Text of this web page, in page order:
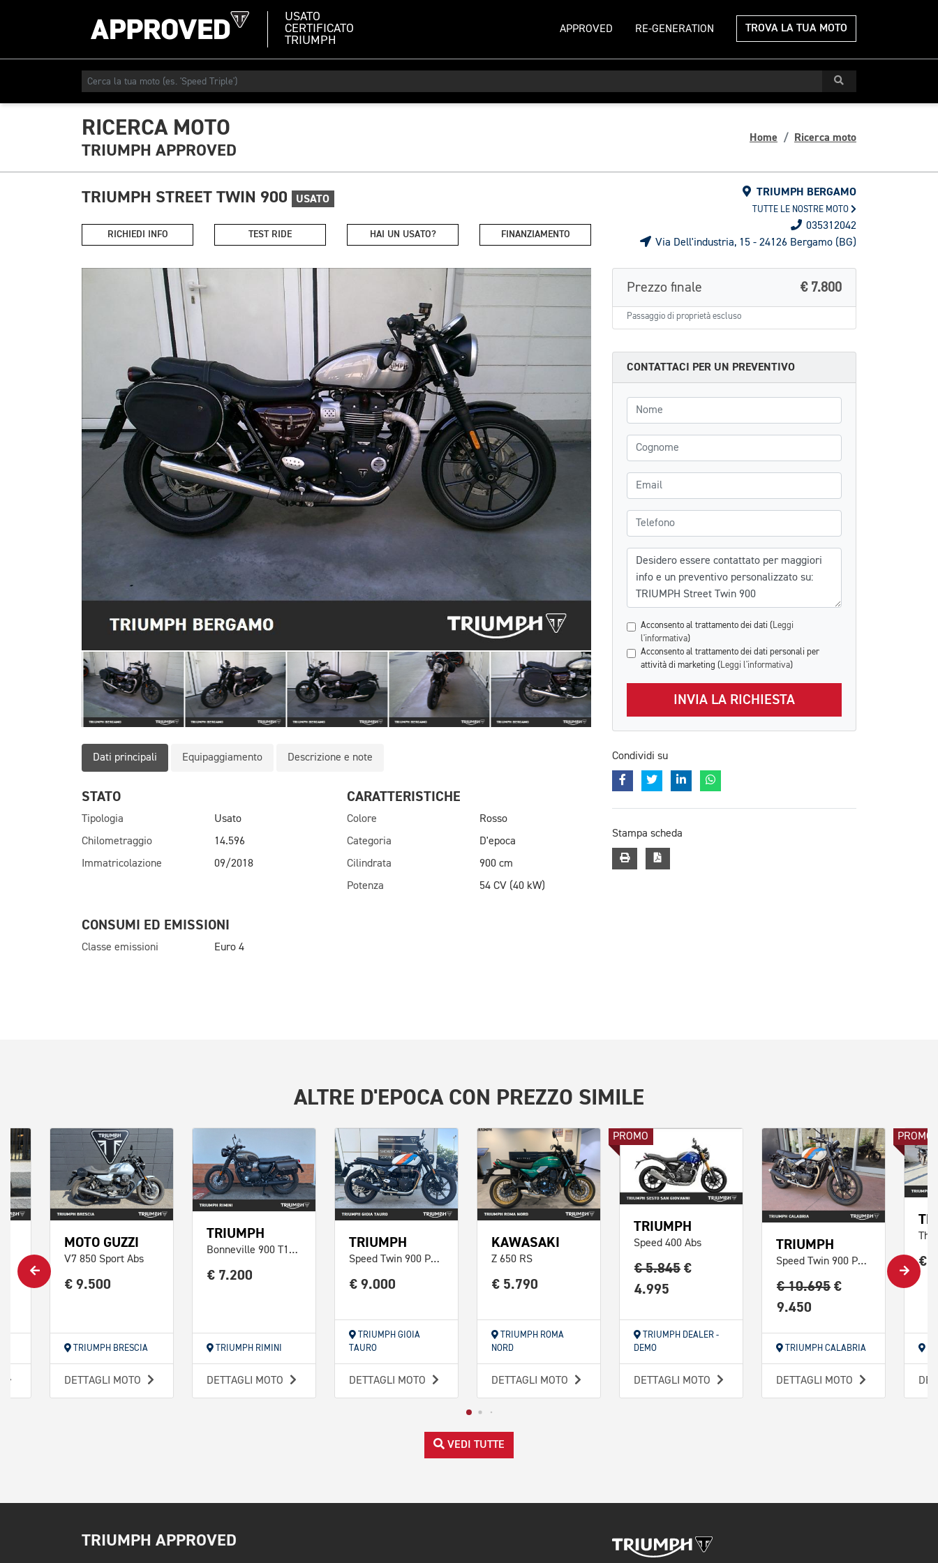
USATO
CERTIFICATO
TRIUMPH
APPROVED RE-GENERATION TROVA LA TUA MOTO
RICERCA MOTO
TRIUMPH APPROVED
Home Ricerca moto
TRIUMPH STREET TWIN 900 USATO
RICHIEDI INFO TEST RIDE HAI UN USATO? FINANZIAMENTO
TRIUMPH BERGAMO
TUTTE LE NOSTRE MOTO
035312042
Via Dell'industria, 15 - 24126 Bergamo (BG)
Dati principali Equipaggiamento Descrizione e note
STATO
Tipologia
Usato
Chilometraggio
14.596
Immatricolazione
09/2018
CARATTERISTICHE
Colore
Rosso
Categoria
D'epoca
Cilindrata
900 cm
Potenza
54 CV (40 kW)
CONSUMI ED EMISSIONI
Classe emissioni Euro 4
Prezzo finale € 7.800
Passaggio di proprietà escluso
CONTATTACI PER UN PREVENTIVO
Nome
Cognome
Email
Telefono
Messaggio
Acconsento al trattamento dei dati ( Leggi
l'informativa)
Acconsento al trattamento dei dati personali per
attività di marketing ( Leggi l'informativa)
INVIA LA RICHIESTA
Condividi su
Stampa scheda
ALTRE D'EPOCACON PREZZO SIMILE
MOTO GUZZI
V7 850 Sport Abs
€ 9.500
TRIUMPH BRESCIA
DETTAGLI MOTO
TRIUMPH
Bonneville 900 T100 Black
€ 7.200
TRIUMPH RIMINI
DETTAGLI MOTO
TRIUMPH
Speed Twin 900 Pure White/Blue/Orange Abs
€ 9.000
TRIUMPH GIOIA
TAURO
DETTAGLI MOTO
KAWASAKI
Z 650 RS
€ 5.790
TRIUMPH ROMA
NORD
DETTAGLI MOTO
PROMO
TRIUMPH
Speed 400 Abs
€ 5.845 €
4.995
TRIUMPH DEALER -
DEMO
DETTAGLI MOTO
TRIUMPH
Speed Twin 900 Pure White/Blue/Orange Abs
€ 10.695 €
9.450
TRIUMPH CALABRIA
DETTAGLI MOTO
PROMO
€
VEDI TUTTE
TRIUMPH APPROVED